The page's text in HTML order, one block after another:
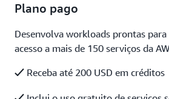
Plano pago
Desenvolva workloads prontas
acesso a mais de 150 serviços da
Receba até 200 USD em créditos